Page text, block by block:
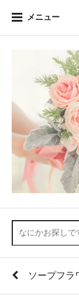
メニュー
ソープフラ